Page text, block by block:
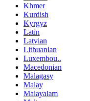
Khmer
Kurdish
Kyrgyz
Latin
Latvian
Lithuanian
Luxembou..
Macedonian
Malagasy
Malay
Malayalam